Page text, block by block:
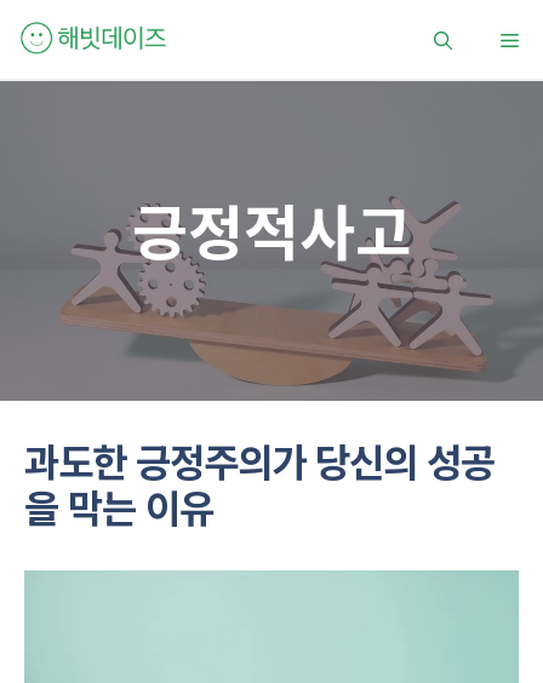
메
긍정적사고
과도한 긍정주의가 당신의 성공
을 막는 이유